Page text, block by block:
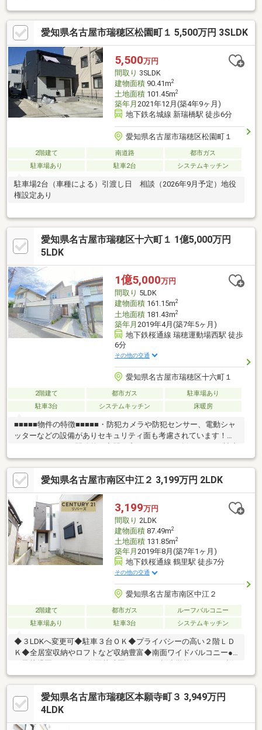
徒歩約8分◆全居室収納付き♪◆和室3部屋あり♪＝＝＝＝＝＝＝＝
＝＝＝＝＝＝＝＝＝＝＝＝＝＝＝＝＝＼見るだけ聞くだけOK／資
金効率が良くなるローンの組み方教えます。ネット未公開、水面
下情報多数あります。ほかのページで気になる物件もご相談くだ
さい。
愛知県名古屋市瑞穂区松園町１ 5,500万円 3SLDK
5,500万円
間取り 3SLDK
建物面積90.41m2
土地面積101.45m2
築年月 2021年12月(築4年9ヶ月)
地下鉄名城線 新瑞橋駅 徒歩6分
愛知県名古屋市瑞穂区松園町１
2階建て 南道路
都市ガス
駐車場あり
駐車2台 システムキッチン
駐車場2台（車種による）引渡し日 相談（2026年9月予定）地役
権設定あり
愛知県名古屋市瑞穂区十六町１ 1億5,000万円
5LDK
1億5,000万円
間取り 5LDK
建物面積161.15m2
土地面積181.43m2
築年月 2019年4月(築7年5ヶ月)
地下鉄桜通線 瑞穂運動場西駅 徒歩
6分
その他の交通
愛知県名古屋市瑞穂区十六町１
2階建て 都市ガス
駐車場あり
駐車3台
システムキッチン 床暖房
■■■■■物件の特徴■■■■■・防犯カメラや防犯センサー、電動シャ
ッターなどの設備がありセキュリティ面も考慮されています！・
や食事など使い方色々で素敵な時間を楽しめますね！・小中学校
や保育園、公園まで歩いて行けるのでお子様連れにも安心◎子育
てしやすい住環境です♪■■■■■周辺環境■■■■■・豊岡小学校 徒
歩約10分・萩山中学校 徒歩約20分・地下鉄桜通線「瑞穂運動場
西」駅 徒歩約6分・名古屋市交通局バス「瑞穂通四丁目」停 徒
歩約4分・ヤマナカ瑞穂店 徒歩約3分・セブンイレブン名古屋瑞
穂通５丁目店 徒歩約6分
愛知県名古屋市南区中江２ 3,199万円 2LDK
3,199万円
間取り 2LDK
建物面積87.49m2
土地面積131.85m2
築年月 2019年8月(築7年1ヶ月)
地下鉄桜通線 鶴里駅 徒歩7分
その他の交通
愛知県名古屋市南区中江２
2階建て 都市ガス
ルーフバルコニー
駐車場あり
駐車3台 システムキッチン
◆３LDKへ変更可◆駐車３台ＯＫ◆プライバシーの高い２階ＬＤ
Ｋ◆全居室収納やロフトなど収納豊富◆南面ワイドバルコニー●
田中学校１９０ｍ●フィール７９０ｍ●ファミリーマート３４０ｍ
◆フロンティア７９０ｍ●つるた医院３５０ｍ●中江公園１８０ｍ
《２０２６年１月リフォーム済》クロス張替え室内クリーニング
白蟻点検
愛知県名古屋市瑞穂区本願寺町３ 3,949万円
4LDK